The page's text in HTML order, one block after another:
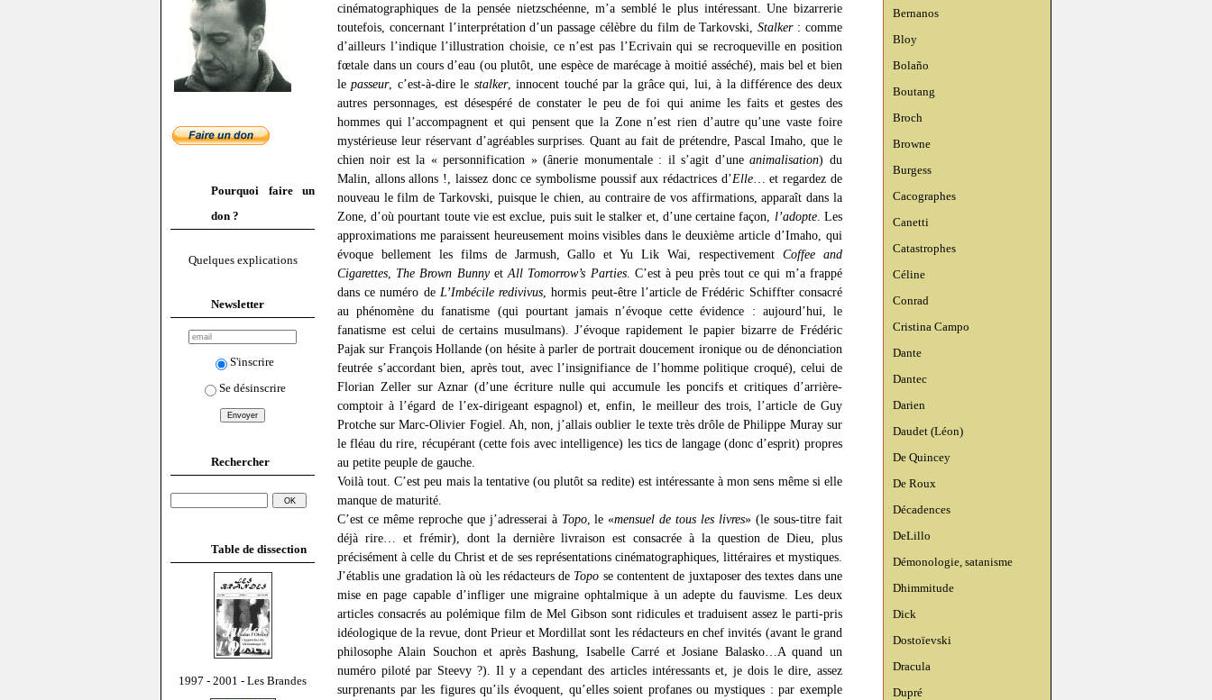
Pourquoi faire un
don ?
Quelques explications
Newsletter
S'inscrire
Se désinscrire
Rechercher
Table de dissection
1997 - 2001 - Les Brandes
Bernanos
Bloy
Bolaño
Boutang
Broch
Browne
Burgess
Cacographes
Canetti
Catastrophes
Céline
Conrad
Cristina Campo
Dante
Dantec
Darien
Daudet (Léon)
De Quincey
De Roux
Décadences
DeLillo
Démonologie, satanisme
Dhimmitude
Dick
Dostoïevski
Dracula
Dupré
cinématographiques de la pensée nietzschéenne, m’a semblé le plus intéressant. Une bizarrerie
toutefois, concernant l’interprétation d’un passage célèbre du film de Tarkovski,Stalker: comme
d’ailleurs l’indique l’illustration choisie, ce n’est pas l’Ecrivain qui se recroqueville en position
fœtale dans un cours d’eau (ou plutôt, une espèce de marécage à moitié asséché), mais bel et bien
lepasseur, c’est-à-dire le stalker, innocent touché par la grâce qui, lui, à la différence des deux
autres personnages, est désespéré de constater le peu de foi qui anime les faits et gestes des
hommes qui l’accompagnent et qui pensent que la Zone n’est rien d’autre qu’une vaste foire
mystérieuse leur réservant d’agréables surprises. Quant au fait de prétendre, Pascal Imaho, que le
chien noir est la « personnification » (ânerie monumentale : il s’agit d’uneanimalisation) du
Malin, allons allons !, laissez donc ce symbolisme poussif aux rédactrices d’Elle… et regardez de
nouveau le film de Tarkovski, puisque le chien, au contraire de vos affirmations, apparaît dans la
Zone, d’où pourtant toute vie est exclue, puis suit le stalker et, d’une certaine façon, l’adopte. Les
approximations me paraissent heureusement moins visibles dans le deuxième article d’Imaho, qui
évoque bellement les films de Jarmush, Gallo et Yu Lik Wai, respectivement Coffee and
Cigarettes
The Brown BunnyetAll Tomorrow’s Parties. C’est à peu près tout ce qui m’a frappé
dans ce numéro de L’Imbécile redivivus , hormis peut-être l’article de Frédéric Schiffter consacré
au phénomène du fanatisme (qui pourtant jamais n’évoque cette évidence : aujourd’hui, le
fanatisme est celui de certains musulmans). J’évoque rapidement le papier bizarre de Frédéric
Pajak sur François Hollande (on hésite à parler de portrait doucement ironique ou de dénonciation
feutrée s’accordant bien, après tout, avec l’insignifiance de l’homme politique croqué), celui de
Florian Zeller sur Aznar (d’une écriture nulle qui accumule les poncifs et critiques d’arrière-
comptoir à l’égard de l’ex-dirigeant espagnol) et, enfin, le meilleur des trois, l’article de Guy
Protche sur Marc-Olivier Fogiel. Ah, non, j’allais oublier le texte très drôle de Philippe Muray sur
le fléau du rire, récupérant (cette fois avec intelligence) les tics de langage (donc d’esprit) propres
au petite peuple de gauche.
Voilà tout. C’est peu mais la tentative (ou plutôt sa redite) est intéressante à mon sens même si elle
manque de maturité.
C’est ce même reproche que j’adresserai à Topo, le «mensuel de tous les livres» (le sous-titre fait
déjà rire… et frémir), dont la dernière livraison est consacrée à la question de Dieu, plus
précisément à celle du Christ et de ses représentations cinématographiques, littéraires et mystiques.
J’établis une gradation là où les rédacteurs de Topo se contentent de juxtaposer des textes dans une
mise en page capable d’infliger une migraine ophtalmique à un adepte du fauvisme. Les deux
articles consacrés au polémique film de Mel Gibson sont ridicules et traduisent assez le parti-pris
idéologique de la revue, dont Prieur et Mordillat sont les rédacteurs en chef invités (avant le grand
philosophe Alain Souchon et après Bashung, Isabelle Carré et Josiane Balasko…A quand un
numéro piloté par Steevy ?). Il y a cependant des articles intéressants et, je dois le dire, assez
surprenants par les figures qu’ils évoquent, qu’elles soient profanes ou mystiques : par exemple